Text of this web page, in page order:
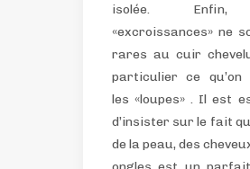
isolée.
«excroissances» ne
rares au cuir
particulier ce qu’on
les «loupes» . Il est
d’insister sur le fait
de la peau, des